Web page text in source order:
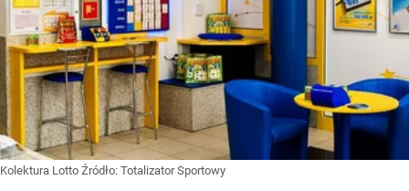
Kolektura Lotto Źródło: Totalizator Sportowy